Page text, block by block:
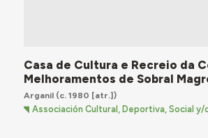
Casa de Cultura e Recreio da
Melhoramentos de Sobral
Arganil(c. 1980 [atr.])
Associación Cultural, Deportiva, Social y/